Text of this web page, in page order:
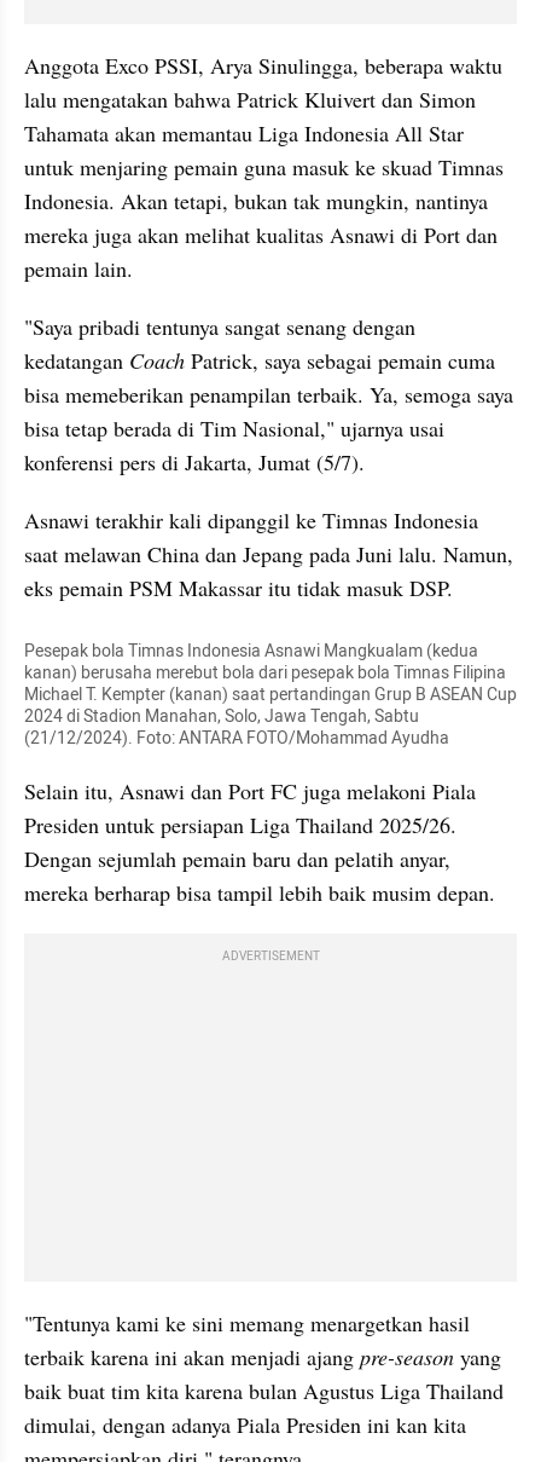
Anggota Exco PSSI, Arya Sinulingga, beberapa waktu
lalu mengatakan bahwa Patrick Kluivert dan Simon
Tahamata akan memantau Liga Indonesia All Star
untuk menjaring pemain guna masuk ke skuad Timnas
Indonesia. Akan tetapi, bukan tak mungkin, nantinya
mereka juga akan melihat kualitas Asnawi di Port dan
pemain lain.
"Saya pribadi tentunya sangat senang dengan
kedatangan Coach Patrick, saya sebagai pemain cuma
bisa memeberikan penampilan terbaik. Ya, semoga saya
bisa tetap berada di Tim Nasional," ujarnya usai
konferensi pers di Jakarta, Jumat (5/7).
Asnawi terakhir kali dipanggil ke Timnas Indonesia
saat melawan China dan Jepang pada Juni lalu. Namun,
eks pemain PSM Makassar itu tidak masuk DSP.
Pesepak bola Timnas Indonesia Asnawi Mangkualam (kedua
kanan) berusaha merebut bola dari pesepak bola Timnas Filipina
Michael T. Kempter (kanan) saat pertandingan Grup B ASEAN Cup
2024 di Stadion Manahan, Solo, Jawa Tengah, Sabtu
(21/12/2024). Foto: ANTARA FOTO/Mohammad Ayudha
Selain itu, Asnawi dan Port FC juga melakoni Piala
Presiden untuk persiapan Liga Thailand 2025/26.
Dengan sejumlah pemain baru dan pelatih anyar,
mereka berharap bisa tampil lebih baik musim depan.
ADVERTISEMENT
"Tentunya kami ke sini memang menargetkan hasil
terbaik karena ini akan menjadi ajang pre-season yang
baik buat tim kita karena bulan Agustus Liga Thailand
dimulai, dengan adanya Piala Presiden ini kan kita